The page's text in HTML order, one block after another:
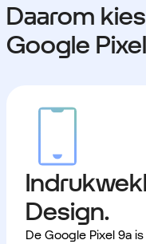
Daarom
Google
Design.
De Google Pixel 9a